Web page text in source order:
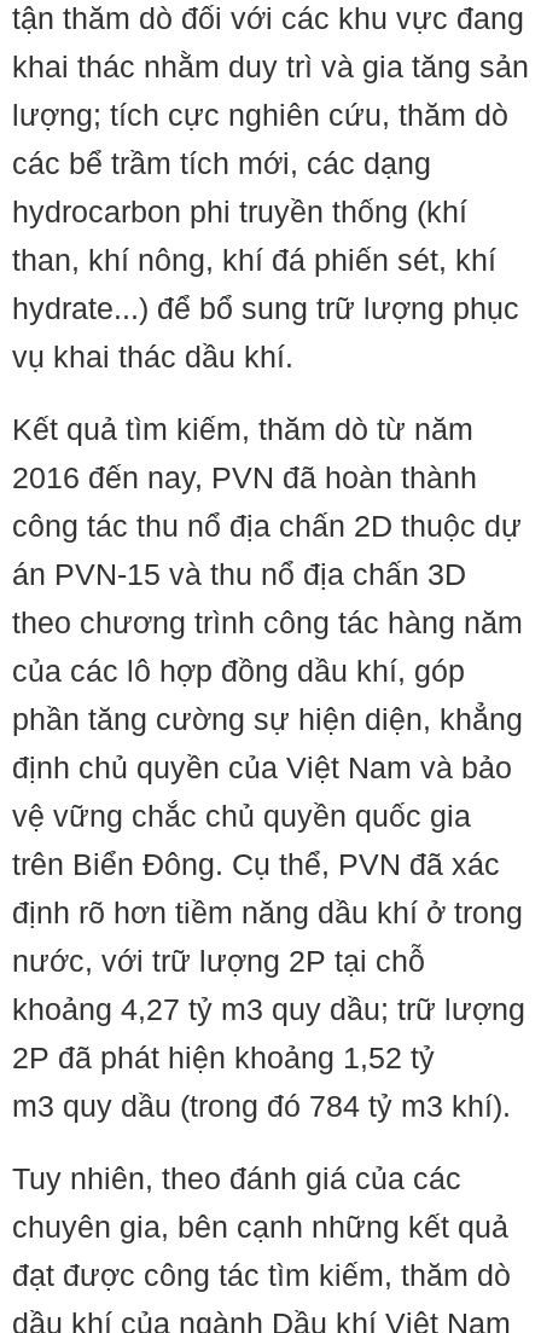
tận thăm dò đối với các khu vực đang
khai thác nhằm duy trì và gia tăng sản
lượng; tích cực nghiên cứu, thăm dò
các bể trầm tích mới, các dạng
hydrocarbon phi truyền thống (khí
than, khí nông, khí đá phiến sét, khí
hydrate...) để bổ sung trữ lượng phục
vụ khai thác dầu khí.
Kết quả tìm kiếm, thăm dò từ năm
2016 đến nay, PVN đã hoàn thành
công tác thu nổ địa chấn 2D thuộc dự
án PVN-15 và thu nổ địa chấn 3D
theo chương trình công tác hàng năm
của các lô hợp đồng dầu khí, góp
phần tăng cường sự hiện diện, khẳng
định chủ quyền của Việt Nam và bảo
vệ vững chắc chủ quyền quốc gia
trên Biển Đông. Cụ thể, PVN đã xác
định rõ hơn tiềm năng dầu khí ở trong
nước, với trữ lượng 2P tại chỗ
khoảng 4,27 tỷ m3 quy dầu; trữ lượng
2P đã phát hiện khoảng 1,52 tỷ
m3 quy dầu (trong đó 784 tỷ m3 khí).
Tuy nhiên, theo đánh giá của các
chuyên gia, bên cạnh những kết quả
đạt được công tác tìm kiếm, thăm dò
dầu khí của ngành Dầu khí Việt Nam